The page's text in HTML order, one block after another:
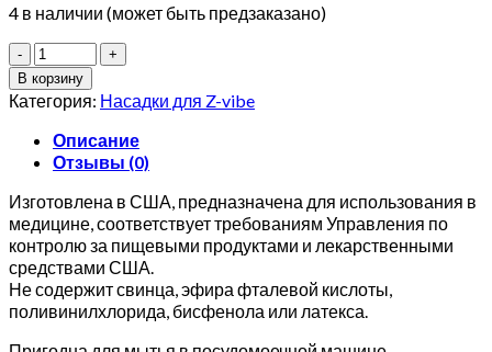
4 в наличии (может быть предзаказано)
Количество
товара
Насадка
ARK's
Bite-
n-
В корзину
Категория: Насадки для Z-vibe
Описание
Отзывы (0)
Изготовлена в США, предназначена для использования в
медицине, соответствует требованиям Управления по
контролю за пищевыми продуктами и лекарственными
средствами США.
Не содержит свинца, эфира фталевой кислоты,
поливинилхлорида, бисфенола или латекса.